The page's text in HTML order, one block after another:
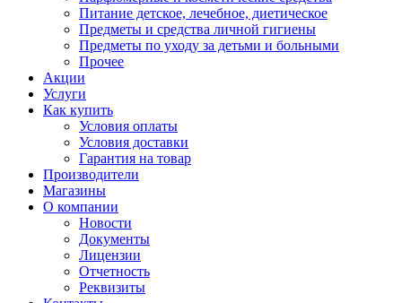
Питание детское, лечебное, диетическое
Предметы и средства личной гигиены
Предметы по уходу за детьми и больными
Прочее
Акции
Услуги
Как купить
Условия оплаты
Условия доставки
Гарантия на товар
Производители
Магазины
О компании
Новости
Документы
Лицензии
Отчетность
Реквизиты